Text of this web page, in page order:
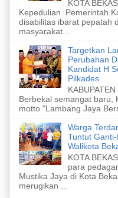
KOTA
Kepedulian Pemerintah
disabilitas ibarat pepatah
masyarakat...
Targetkan
Perubahan
Kandidat H
Pilkades
Berbekal semangat baru,
motto "Lambang Jaya
Warga
Tuntut
Walikota
KOTA
para
Mustika Jaya di Kota
merugikan ...